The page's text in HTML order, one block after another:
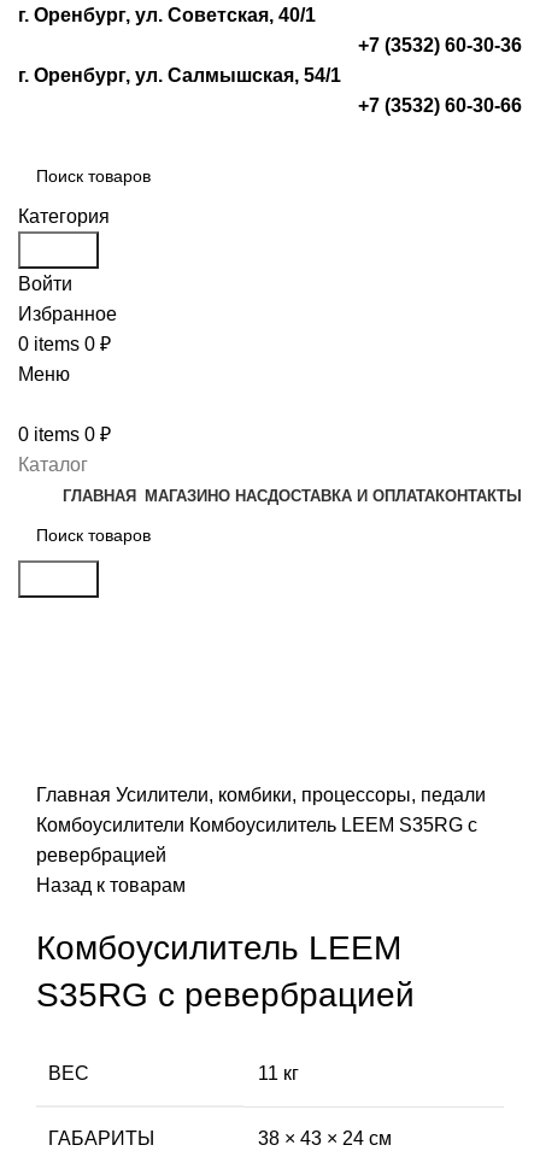
г. Оренбург, ул. Советская, 40/1
+7 (3532) 60-30-36
г. Оренбург, ул. Салмышская, 54/1
+7 (3532) 60-30-66
Категория
Войти
Избранное
0 items 0 ₽
Меню
0 items 0 ₽
Каталог
ГЛАВНАЯ МАГАЗИНО НАСДОСТАВКА И ОПЛАТАКОНТАКТЫ
Главная Усилители, комбики, процессоры, педали
Комбоусилители Комбоусилитель LEEM S35RG с
ревербрацией
Назад к товарам
Комбоусилитель LEEM
S35RG с ревербрацией
ВЕС 11 кг
ГАБАРИТЫ 38 × 43 × 24 см